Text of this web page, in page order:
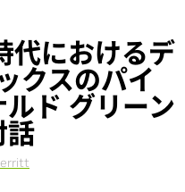
代におけるデ
クスのパイ
ド グリーン
話